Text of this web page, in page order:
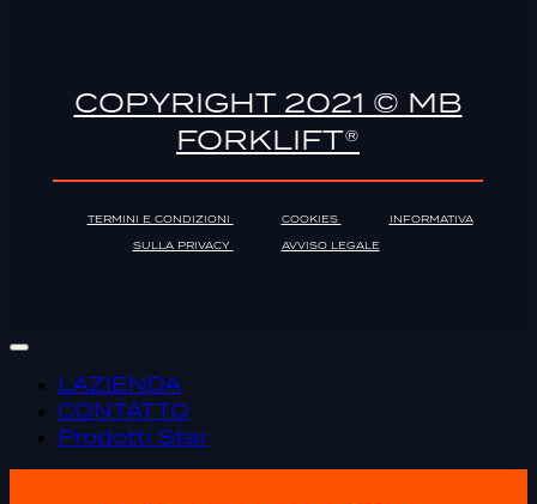
COPYRIGHT 2021 © MB
FORKLIFT®
TERMINI E CONDIZIONI COOKIES
INFORMATIVA
SULLA PRIVACY
AVVISO LEGALE
L’AZIENDA
CONTATTO
Prodotti Star